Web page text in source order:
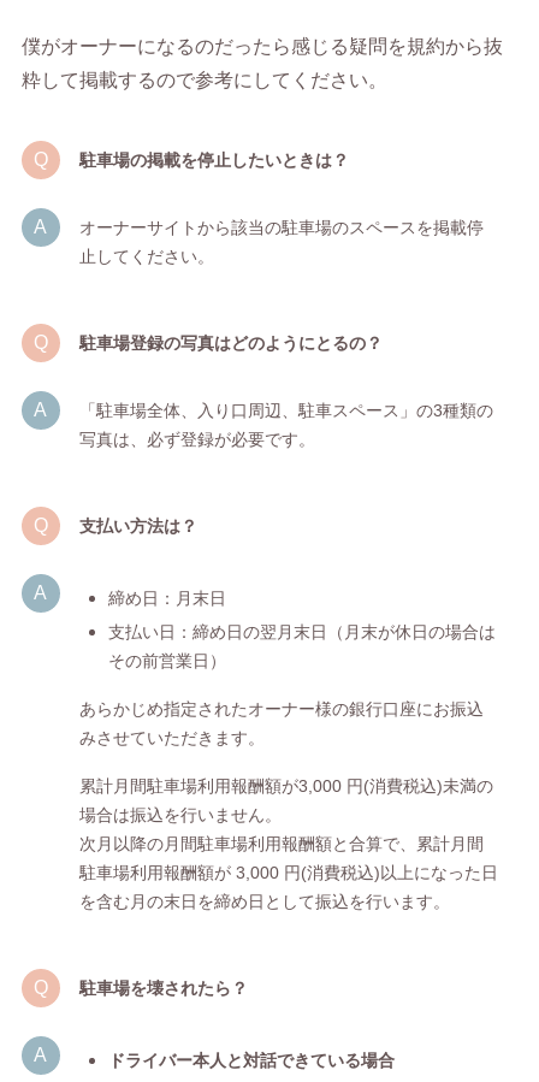
僕がオーナーになるのだったら感じる疑問を規約から抜
粋して掲載するので参考にしてください。
駐車場の掲載を停止したいときは？
オーナーサイトから該当の駐車場のスペースを掲載停
止してください。
駐車場登録の写真はどのようにとるの？
「駐車場全体、入り口周辺、駐車スペース」の3種類の
写真は、必ず登録が必要です。
支払い方法は？
締め日：月末日
支払い日：締め日の翌月末日（月末が休日の場合は
その前営業日）
あらかじめ指定されたオーナー様の銀行口座にお振込
みさせていただきます。
累計月間駐車場利用報酬額が3,000 円(消費税込)未満の
場合は振込を行いません。
次月以降の月間駐車場利用報酬額と合算で、累計月間
駐車場利用報酬額が 3,000 円(消費税込)以上になった日
を含む月の末日を締め日として振込を行います。
駐車場を壊されたら？
ドライバー本人と対話できている場合